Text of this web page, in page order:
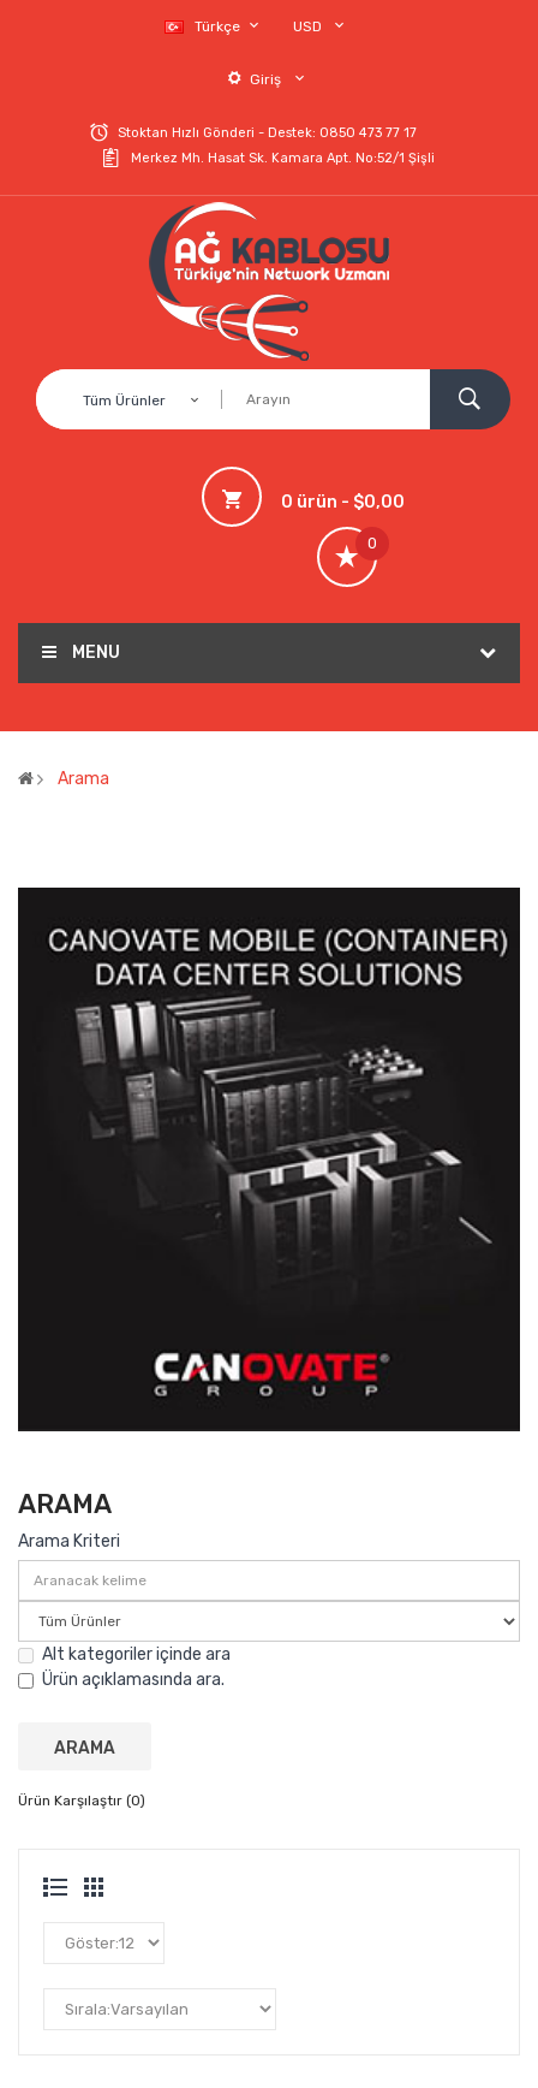
Türkçe USD
Giriş
Stoktan Hızlı Gönderi - Destek: 0850 473 77 17
Merkez Mh. Hasat Sk. Kamara Apt. No:52/1 Şişli
Tüm Ürünler
0 ürün - $0,00
0
MENU
Arama
ARAMA
Arama Kriteri
Alt kategoriler içinde ara
Ürün açıklamasında ara.
Ürün Karşılaştır (0)